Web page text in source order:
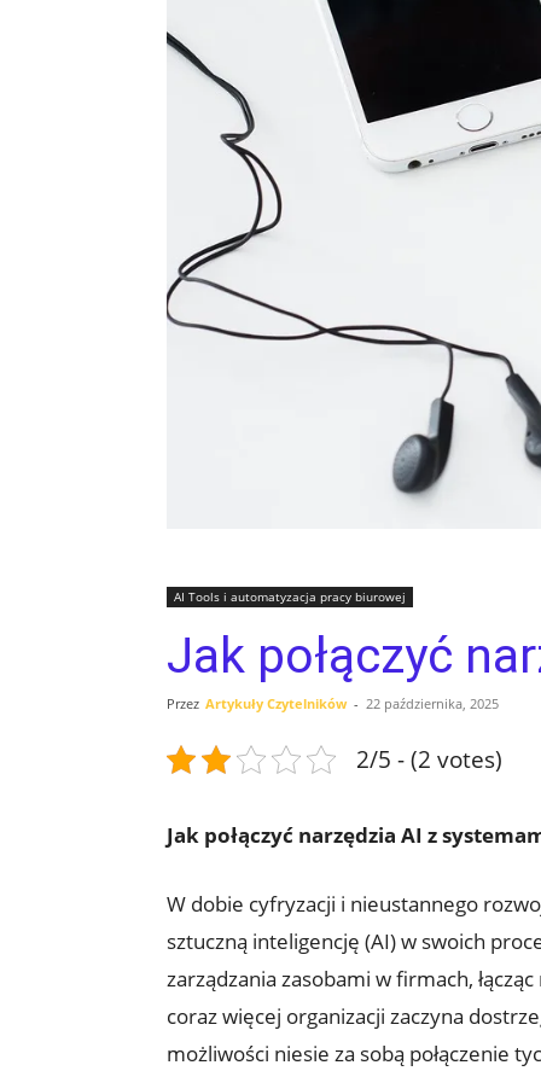
AI Tools i automatyzacja pracy biurowej
Jak połączyć
Przez Artykuły Czytelników - 22 października, 2025
2/5 - (2 votes)
Jak połączyć narzędzia AI z
W dobie cyfryzacji i nieustannego
sztuczną inteligencję (AI) w swoich
zarządzania zasobami w firmach,
coraz więcej organizacji zaczyna
możliwości niesie za⁢ sobą połączenie